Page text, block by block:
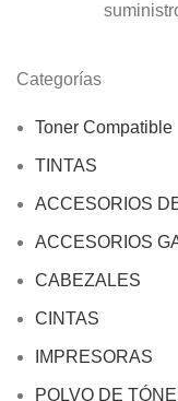
Categorías
Toner Compatible
TINTAS
ACCESORIOS
ACCESORIOS
CABEZALES
CINTAS
IMPRESORAS
POLVO DE